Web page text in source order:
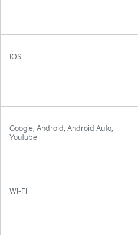
IOS
Google, Android, Android Auto,
Youtube
Wi-Fi